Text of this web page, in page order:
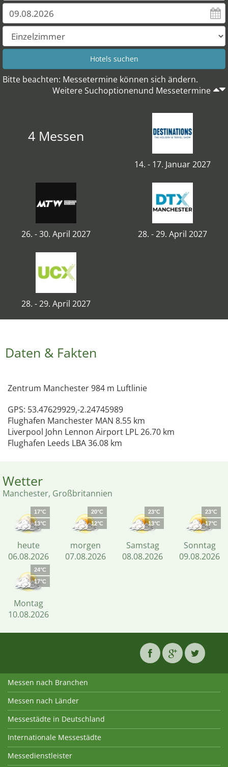
Bitte beachten: Messetermine können sich ändern.
Weitere Suchoptionenund Messetermine
4 Messen
14. - 17. Januar 2027
26. - 30. April 2027 28. - 29. April 2027
28. - 29. April 2027
Daten & Fakten
Zentrum Manchester 984 m Luftlinie
GPS: 53.47629929,-2.24745989
Flughafen Manchester MAN 8.55 km
Liverpool John Lennon Airport LPL 26.70 km
Flughafen Leeds LBA 36.08 km
Wetter
Manchester, Großbritannien
17°C
13°C
heute
06.08.2026
20°C
12°C
morgen
07.08.2026
23°C
13°C
Samstag
08.08.2026
23°C
17°C
Sonntag
09.08.2026
24°C
17°C
Montag
10.08.2026
Messen nach Branchen
Messen nach Länder
Messestädte in Deutschland
Internationale Messestädte
Messedienstleister